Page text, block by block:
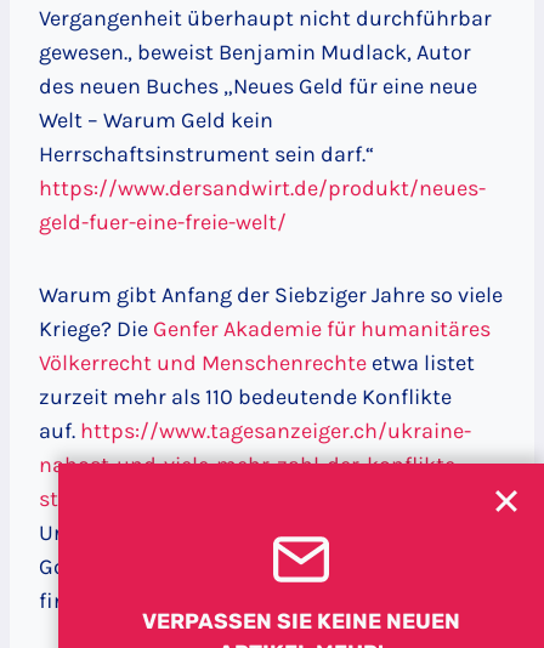
Vergangenheit überhaupt nicht durchführbar
gewesen., beweist Benjamin Mudlack, Autor
des neuen Buches „Neues Geld für eine neue
Welt – Warum Geld kein
Herrschaftsinstrument sein darf.“
https://www.dersandwirt.de/produkt/neues-
geld-fuer-eine-freie-welt/
Warum gibt Anfang der Siebziger Jahre so viele
Kriege? Die Genfer Akademie für humanitäres
Völkerrecht und Menschenrechte etwa listet
zurzeit mehr als 110 bedeutende Konflikte
auf. https://www.tagesanzeiger.ch/ukraine-
nahost-und-viele-mehr-zahl-der-konflikte-
steigt-weltweit-469142330303
Ursachen ist in der Abschaffung der
Golddeckung der Leitwährung US-Dollar zu
finden:
VERPASSEN SIE KEINE NEUEN